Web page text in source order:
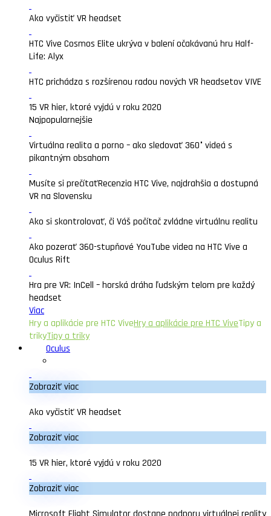
Ako vyčistiť VR headset
HTC Vive Cosmos Elite ukrýva v balení očakávanú hru Half-
Life: Alyx
HTC prichádza s rozšírenou radou nových VR headsetov VIVE
15 VR hier, ktoré vyjdú v roku 2020
Najpopularnejšie
Virtuálna realita a porno – ako sledovať 360° videá s
pikantným obsahom
Musíte si prečítaťRecenzia HTC Vive, najdrahšia a dostupná
VR na Slovensku
Ako si skontrolovať, či Váš počítač zvládne virtuálnu realitu
Ako pozerať 360-stupňové YouTube videa na HTC Vive a
Oculus Rift
Hra pre VR: InCell – horská dráha ľudským telom pre každý
headset
Viac
Hry a aplikácie pre HTC ViveHry a aplikácie pre HTC ViveTipy a
trikyTipy a triky
Oculus
Zobraziť viac
Ako vyčistiť VR headset
Zobraziť viac
15 VR hier, ktoré vyjdú v roku 2020
Zobraziť viac